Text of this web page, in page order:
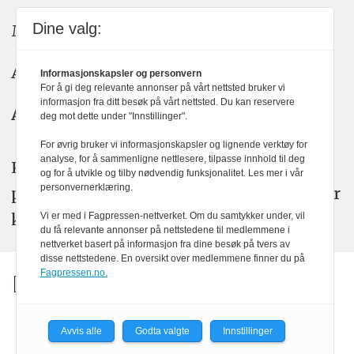
Meninger: meninger@kom24.no
Annonse: annonse@watchmedia.no
Abonnement:kom24@watchmedia.no
KOM24 arbeider etter Vær Varsom-
plakatens regler for god presseskikk. Her
kan du lese mer omPFUsarbeid.
Dine valg:
Informasjonskapsler og personvern
For å gi deg relevante annonser på vårt nettsted bruker vi
informasjon fra ditt besøk på vårt nettsted. Du kan reservere
deg mot dette under "Innstillinger".
For øvrig bruker vi informasjonskapsler og lignende verktøy for
analyse, for å sammenligne nettlesere, tilpasse innhold til deg
og for å utvikle og tilby nødvendig funksjonalitet. Les mer i vår
personvernerklæring.
Vi er med i Fagpressen-nettverket. Om du samtykker under, vil
du få relevante annonser på nettstedene til medlemmene i
nettverket basert på informasjon fra dine besøk på tvers av
disse nettstedene. En oversikt over medlemmene finner du på
Fagpressen.no.
Avvis alle Godta valgte Innstillinger